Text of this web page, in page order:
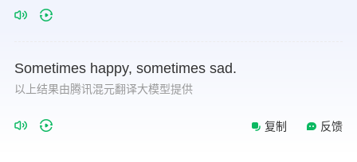
Sometimes happy, sometimes sad.
以上结果由腾讯混元翻译大模型提供
复制 反馈